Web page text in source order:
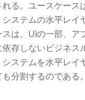
る。ユースケース
ステムの水平レイ
は、UIの一部、ア
存しないビジネス
ステムを水平レイ
分割するのである。